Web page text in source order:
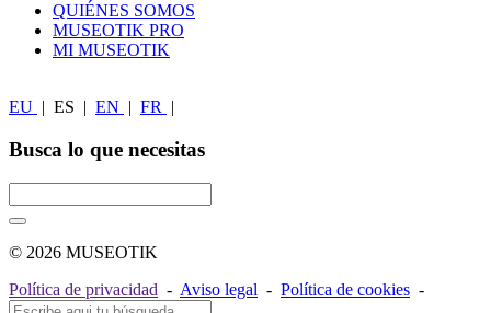
QUIÉNES SOMOS
MUSEOTIK PRO
MI MUSEOTIK
EU | ES | EN | FR |
Busca lo que necesitas
© 2026 MUSEOTIK
Política de privacidad - Aviso legal - Política de cookies -